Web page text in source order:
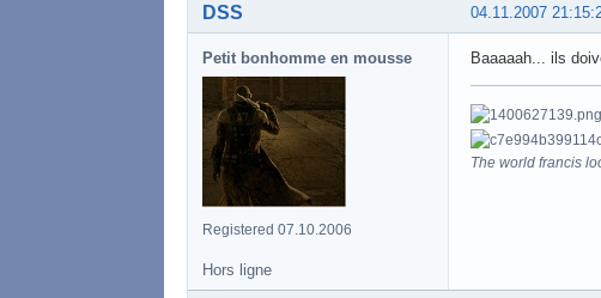
04.11.2007
DSS
Petit bonhomme en mousse
Registered 07.10.2006
Baaaaah... ils
The world francis
Hors ligne